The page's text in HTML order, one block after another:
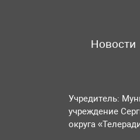
Новости
Учредитель:
учреждение
округа